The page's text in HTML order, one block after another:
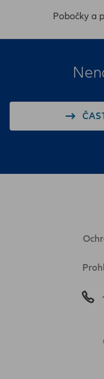
Pobočky a